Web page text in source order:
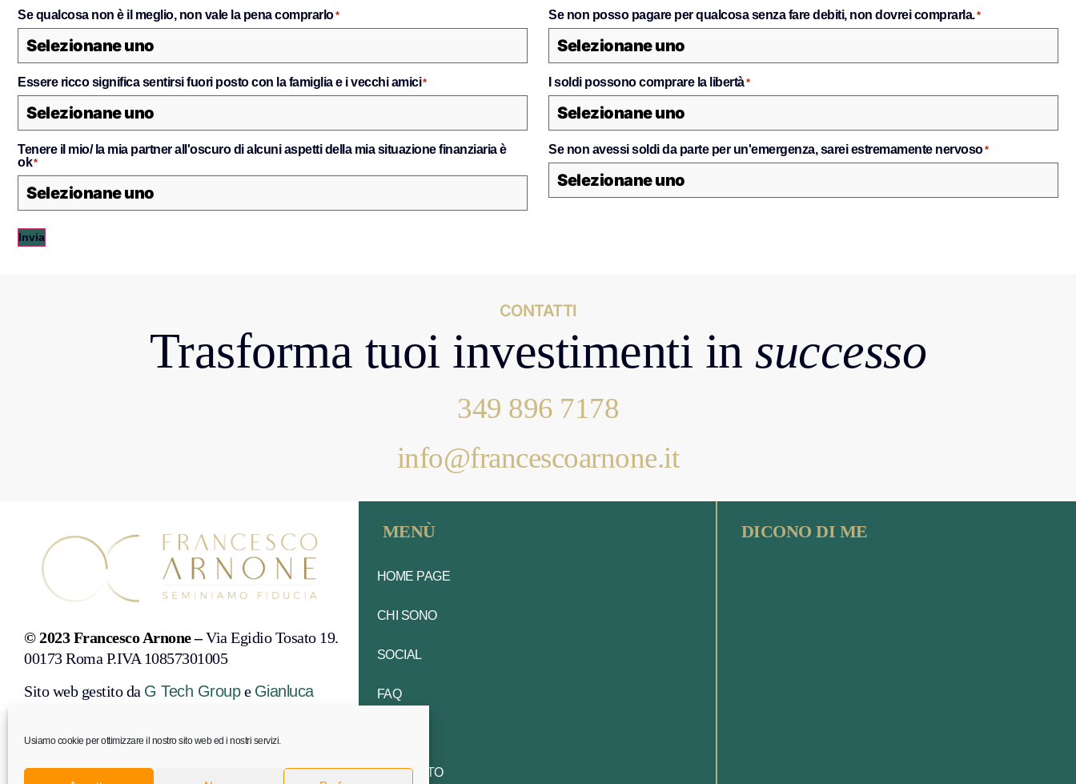
Usiamo cookie per ottimizzare il nostro sito web ed i nostri servizi.
Se qualcosa non è il meglio, non vale la pena comprarlo* Se non posso pagare per qualcosa senza fare debiti, non dovrei comprarla.*
Essere ricco significa sentirsi fuori posto con la famiglia e i vecchi amici* I soldi possono comprare la libertà*
Tenere il mio/ la mia partner all'oscuro di alcuni aspetti della mia situazione finanziaria è
ok*
Se non avessi soldi da parte per un'emergenza, sarei estremamente nervoso*
Invia
CONTATTI
Trasforma tuoi investimenti insuccesso
349 896 7178
info@francescoarnone.it
© 2023 Francesco Arnone–Via Egidio Tosato 19.
00173 Roma P.IVA 10857301005
Sito web gestito da G Tech Groupe Gianluca
MENÙ
HOME PAGE
CHI SONO
SOCIAL
FAQ
CONTATTO
DICONO DI ME